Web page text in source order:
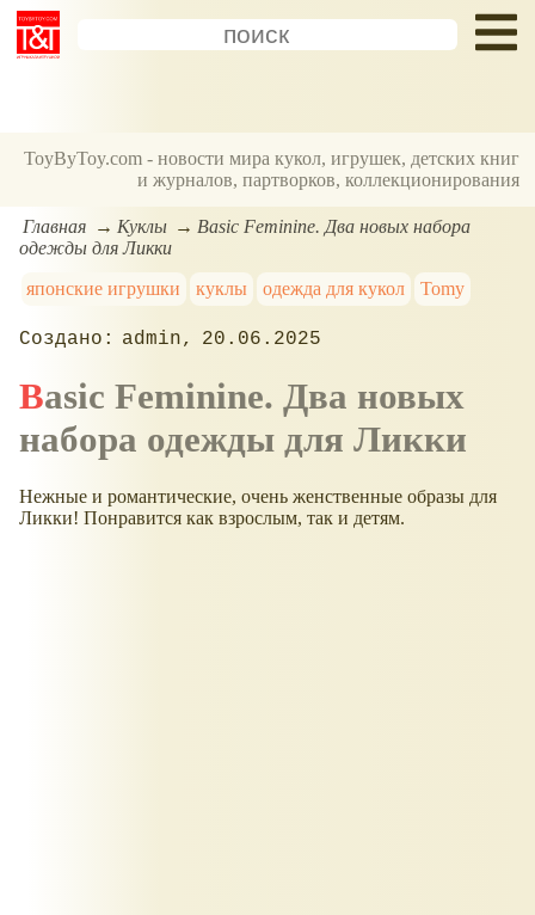
ToyByToy.com - новости мира кукол, игрушек, детских книг
и журналов, партворков, коллекционирования
Главная Куклы
Basic Feminine. Два новых набора
одежды для Ликки
японские игрушки
куклы одежда для кукол Tomy
admin 20.06.2025
Basic Feminine. Два новых
набора одежды для Ликки
Нежные и романтические, очень женственные образы для
Ликки! Понравится как взрослым, так и детям.